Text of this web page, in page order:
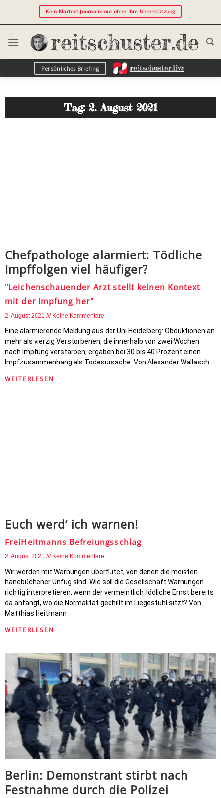
Kein Klartext-Journalismus ohne Ihre Unterstützung
Persönliches Briefing
Tag: 2. August 2021
Chefpathologe alarmiert: Tödliche
Impffolgen viel häufiger?
"Leichenschauender Arzt stellt keinen Kontext
mit der Impfung her"
2. August 2021 Keine Kommentare
Eine alarmierende Meldung aus der Uni Heidelberg: Obduktionen an
mehr als vierzig Verstorbenen, die innerhalb von zwei Wochen
nach Impfung verstarben, ergaben bei 30 bis 40 Prozent einen
Impfzusammenhang als Todesursache. Von Alexander Wallasch
WEITERLESEN
Euch werd‘ ich warnen!
FreiHeitmanns Befreiungsschlag
2. August 2021 Keine Kommentare
Wir werden mit Warnungen überflutet, von denen die meisten
hanebüchener Unfug sind. Wie soll die Gesellschaft Warnungen
richtig interpretieren, wenn der vermeintlich tödliche Ernst bereits
da anfängt, wo die Normalität gechillt im Liegestuhl sitzt? Von
Matthias Heitmann
WEITERLESEN
Berlin: Demonstrant stirbt nach
Festnahme durch die Polizei